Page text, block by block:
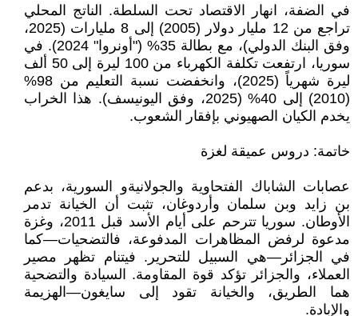
في الضفة، انهار الاقتصاد تحت السلطة. الناتج المحلي
تراجع من 12 مليار دولار (2005) إلى 8 مليارات (2025،
وفق البنك الدولي)، مع بطالة 35% ("أونروا" 2024). في
سوريا، ارتفعت تكلفة الكهرباء من 100 ليرة إلى 50 ألف
ليرة شهرياً (2025)، وانخفضت نسبة التعليم من 98%
(2010) إلى 40% (2025، وفق اليونيسف). هذا الخراب
يخدم الكيان الصهيوني بإفقار الشعوب.
خاتمة: دروس عميقة لغزة
عصابات الشاباك الفتحاوية والجولانيةو السورية، بدعم
بن زايد وبن سلمان وأردوغان، تثبت أن الخيانة تدمر
الأوطان. سوريا تترحم على أيام الأسد قبل 2011، وغزة
مدعوة لرفض المظاهرات المدفوعة، فالتضحيات—كما
في الجزائر—هي السبيل للتحرير. فيتنام تظهر مصير
العملاء، والجزائر تؤكد قوة المقاومة. السيادة والتضحية
هما الطريق، والخيانة تقود إلى سايغون—الهزيمة
والإبادة.